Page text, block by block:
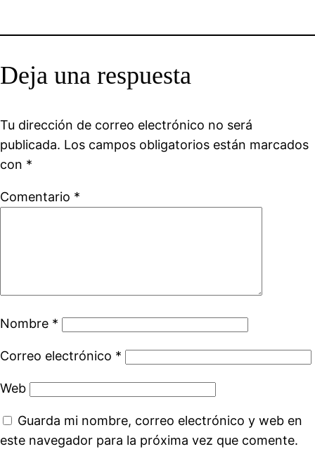
Deja una respuesta
Tu dirección de correo electrónico no será
publicada. Los campos obligatorios están marcados
con *
Comentario *
Nombre *
Correo electrónico *
Web
Guarda mi nombre, correo electrónico y web en
este navegador para la próxima vez que comente.